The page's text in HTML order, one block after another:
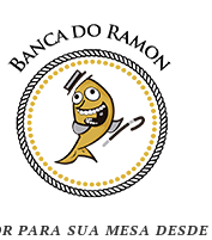
PARA SUA MESA